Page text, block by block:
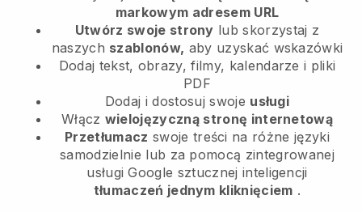
markowym adresem URL
Utwórz swoje strony lub skorzystaj z
naszych szablonów, aby uzyskać wskazówki
Dodaj tekst, obrazy, filmy, kalendarze i pliki
PDF
Dodaj i dostosuj swoje usługi
Włącz wielojęzyczną stronę internetową
Przetłumacz swoje treści na różne języki
samodzielnie lub za pomocą zintegrowanej
usługi Google sztucznej inteligencji
tłumaczeń jednym kliknięciem .